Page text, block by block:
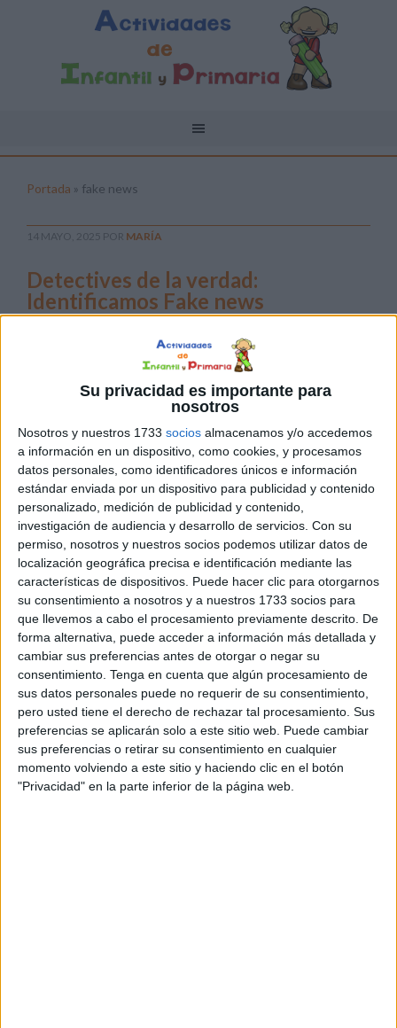
Su privacidad es importante para
nosotros
Nosotros y nuestros 1733 socios almacenamos y/o accedemos
a información en un dispositivo, como cookies, y procesamos
datos personales, como identificadores únicos e información
estándar enviada por un dispositivo para publicidad y contenido
personalizado, medición de publicidad y contenido,
investigación de audiencia y desarrollo de servicios. Con su
permiso, nosotros y nuestros socios podemos utilizar datos de
localización geográfica precisa e identificación mediante las
características de dispositivos. Puede hacer clic para otorgarnos
su consentimiento a nosotros y a nuestros 1733 socios para
que llevemos a cabo el procesamiento previamente descrito. De
forma alternativa, puede acceder a información más detallada y
cambiar sus preferencias antes de otorgar o negar su
consentimiento. Tenga en cuenta que algún procesamiento de
sus datos personales puede no requerir de su consentimiento,
pero usted tiene el derecho de rechazar tal procesamiento. Sus
preferencias se aplicarán solo a este sitio web. Puede cambiar
sus preferencias o retirar su consentimiento en cualquier
momento volviendo a este sitio y haciendo clic en el botón
"Privacidad" en la parte inferior de la página web.
Portada » fake news
14 MAYO, 2025 POR MARÍA
Detectives de la verdad:
Identificamos Fake news
donde la
información circula a una velocidad vertiginosa y no
siempre con intenciones honestas, es fundamental
enseñar a nuestros alumnos a ser consumidores críticos
de noticias. Internet, las redes sociales y los medios
digitales están repletos de titulares llamativos, pero
¿cuántos de ellos son realmente ciertos? Hoy
compartimos un recurso muy útil […]
Publicado en: Educación Primaria ,Razonamiento lógico,Tercer
Ciclo
Etiquetado como:debate,educación primaria,
educación secundaria,fake news,investigación,tercer ciclo